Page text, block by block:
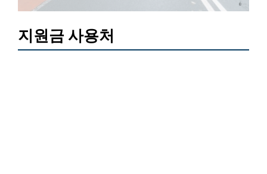
지원금 사용처